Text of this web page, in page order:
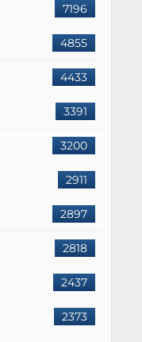
7196
4855
4433
3391
3200
2911
2897
2818
2437
2373